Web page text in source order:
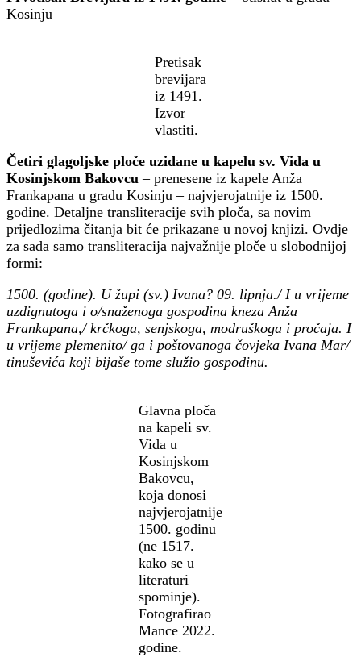
Kosinju
Pretisak
brevijara
iz 1491.
Izvor
vlastiti.
Četiri glagoljske ploče uzidane u kapelu sv. Vida u
Kosinjskom Bakovcu – prenesene iz kapele Anža
Frankapana u gradu Kosinju – najvjerojatnije iz 1500.
godine. Detaljne transliteracije svih ploča, sa novim
prijedlozima čitanja bit će prikazane u novoj knjizi. Ovdje
za sada samo transliteracija najvažnije ploče u slobodnijoj
formi:
1500. (godine). U župi (sv.) Ivana? 09. lipnja./ I u vrijeme
uzdignutoga i o/snaženoga gospodina kneza Anža
Frankapana,/ krčkoga, senjskoga, modruškoga i pročaja. I
u vrijeme plemenito/ ga i poštovanoga čovjeka Ivana Mar/
tinuševića koji bijaše tome služio gospodinu.
Glavna ploča
na kapeli sv.
Vida u
Kosinjskom
Bakovcu,
koja donosi
najvjerojatnije
1500. godinu
(ne 1517.
kako se u
literaturi
spominje).
Fotografirao
Mance 2022.
godine.